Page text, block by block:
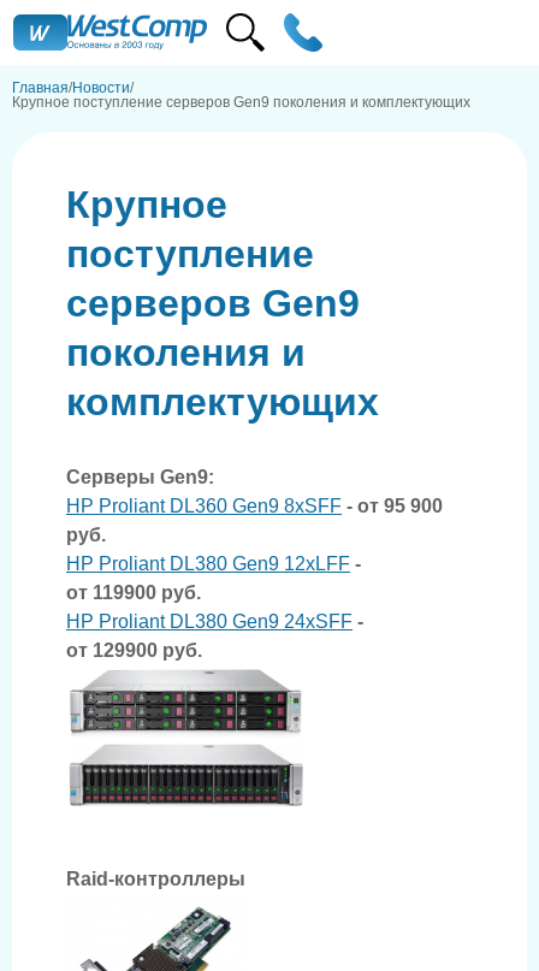
Главная Новости
Крупное поступление серверов Gen9 поколения и комплектующих
Крупное
поступление
серверов Gen9
поколения и
комплектующих
Серверы Gen9:
HP Proliant DL360 Gen9 8xSFF - от 95 900
руб.
HP Proliant DL380 Gen9 12xLFF -
от 119900 руб.
HP Proliant DL380 Gen9 24xSFF -
от 129900 руб.
Raid-контроллеры